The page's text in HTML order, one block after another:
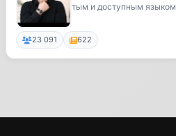
тым и доступным языком
23 091 622